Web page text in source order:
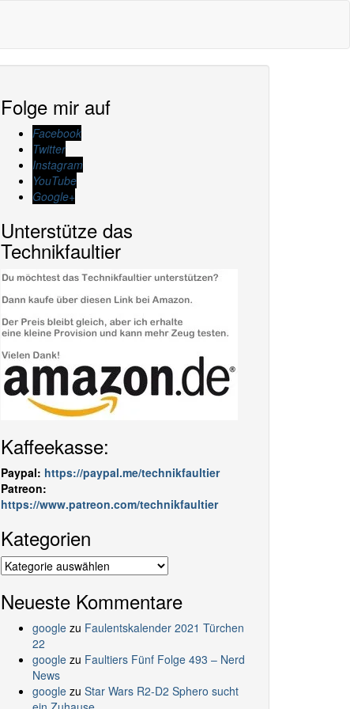
Folge mir auf
Facebook
Twitter
Instagram
YouTube
Google+
Unterstütze das
Technikfaultier
Kaffeekasse:
Paypal: https://paypal.me/technikfaultier
Patreon:
https://www.patreon.com/technikfaultier
Kategorien
Kategorien
Neueste Kommentare
google zu Faulentskalender 2021 Türchen
22
google zu Faultiers Fünf Folge 493 – Nerd
News
google zu Star Wars R2-D2 Sphero sucht